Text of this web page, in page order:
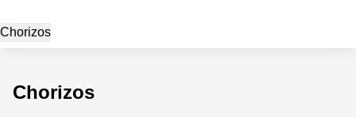
Chorizos
Chorizos